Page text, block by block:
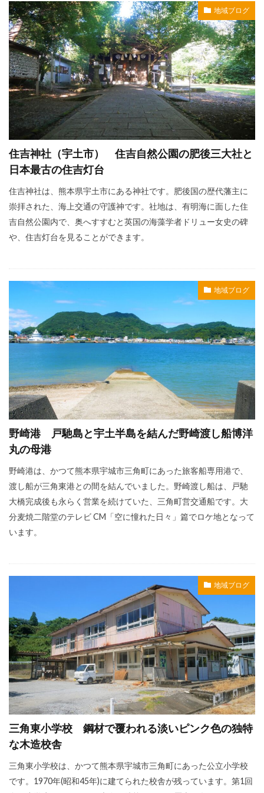
地域ブログ
住吉神社（宇土市） 住吉自然公園の肥後三大社と
日本最古の住吉灯台
住吉神社は、熊本県宇土市にある神社です。肥後国の歴代藩主に
崇拝された、海上交通の守護神です。社地は、有明海に面した住
吉自然公園内で、奥へすすむと英国の海藻学者ドリュー女史の碑
や、住吉灯台を見ることができます。
地域ブログ
野崎港 戸馳島と宇土半島を結んだ野崎渡し船博洋
丸の母港
野崎港は、かつて熊本県宇城市三角町にあった旅客船専用港で、
渡し船が三角東港との間を結んでいました。野崎渡し船は、戸馳
大橋完成後も永らく営業を続けていた、三角町営交通船です。大
分麦焼二階堂のテレビ CM「空に憧れた日々」篇でロケ地となって
います。
地域ブログ
三角東小学校 鋼材で覆われる淡いピンク色の独特
な木造校舎
三角東小学校は、かつて熊本県宇城市三角町にあった公立小学校
です。1970年(昭和45年)に建てられた校舎が残っています。第1回